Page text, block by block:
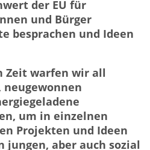
der EU für
und Bürger
besprachen und Ideen
Zeit warfen wir all
neugewonnen
um in einzelnen
Projekten und Ideen
jungen, aber auch sozial